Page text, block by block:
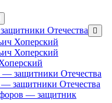
Отечества
меню
Хоперский
Хоперский
— защитники Отечества
защитники Отечества
— защитник